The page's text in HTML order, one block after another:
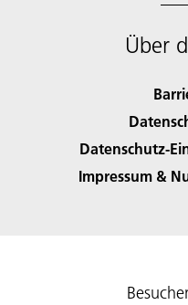
Über
Datenschutz-
Impressum &